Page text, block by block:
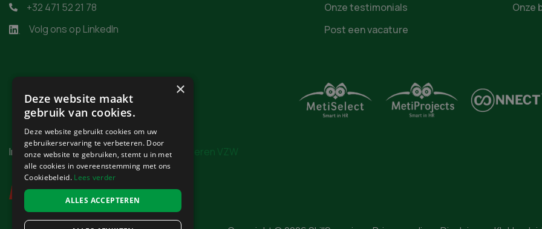

+32 471 52 21 78
Volg ons op LinkedIn
Onze testimonials
Post een vacature
Onze
In samenwerking metBurgerzaken Vlaanderen VZW
×
Deze website maakt
gebruik van cookies.
Deze website gebruikt cookies om uw
gebruikerservaring te verbeteren. Door
onze website te gebruiken, stemt u in met
alle cookies in overeenstemming met ons
Cookiebeleid. Lees verder
ALLES ACCEPTEREN